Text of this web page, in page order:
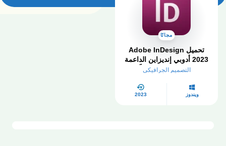
مجانًا
تحميل Adobe InDesign
2023 أدوبي إنديزاين الداعمة
للعربية​ كامل مجاناً
التصميم الجرافيكي
ويندوز 2023